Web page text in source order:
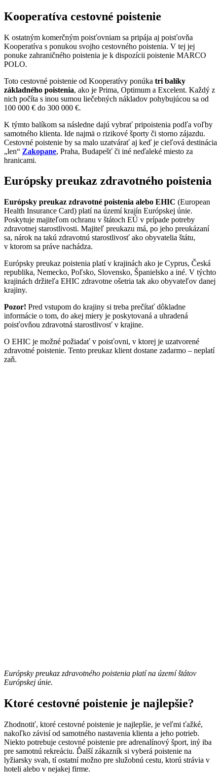
Kooperatíva cestovné poistenie
K ostatným komerčným poisťovniam sa pripája aj poisťovňa
Kooperatíva s ponukou svojho cestovného poistenia. V tej jej
ponuke zahraničného poistenia je k dispozícii poistenie MARCO
POLO.
Toto cestovné poistenie od Kooperatívy ponúka tri balíky
základného poistenia, ako je Prima, Optimum a Excelent. Každý z
nich počíta s inou sumou liečebných nákladov pohybujúcou sa od
100 000 € do 300 000 €.
K týmto balíkom sa následne dajú vybrať pripoistenia podľa voľby
samotného klienta. Ide najmä o rizikové športy či storno zájazdu.
Cestovné poistenie by sa malo uzatvárať aj keď je cieľová destinácia
„len“ Zakopane, Praha, Budapešť či iné neďaleké miesto za
hranicami.
Európsky preukaz zdravotného poistenia
Európsky preukaz zdravotné poistenia alebo EHIC (European
Health Insurance Card) platí na území krajín Európskej únie.
Poskytuje majiteľom ochranu v štátoch EÚ v prípade potreby
zdravotnej starostlivosti. Majiteľ preukazu má, po jeho preukázaní
sa, nárok na takú zdravotnú starostlivosť ako obyvatelia štátu,
v ktorom sa práve nachádza.
Európsky preukaz poistenia platí v krajinách ako je Cyprus, Česká
republika, Nemecko, Poľsko, Slovensko, Španielsko a iné. V týchto
krajinách držiteľa EHIC zdravotne ošetria tak ako obyvateľov danej
krajiny.
Pozor! Pred vstupom do krajiny si treba prečítať dôkladne
informácie o tom, do akej miery je poskytovaná a uhradená
poisťovňou zdravotná starostlivosť v krajine.
O EHIC je možné požiadať v poisťovni, v ktorej je uzatvorené
zdravotné poistenie. Tento preukaz klient dostane zadarmo – neplatí
zaň.
Európsky preukaz zdravotného poistenia platí na území štátov
Európskej únie.
Ktoré cestovné poistenie je najlepšie?
Zhodnotiť, ktoré cestovné poistenie je najlepšie, je veľmi ťažké,
nakoľko závisí od samotného nastavenia klienta a jeho potrieb.
Niekto potrebuje cestovné poistenie pre adrenalínový šport, iný iba
pre samotnú rekreáciu. Ďalší zákazník si vyberá poistenie na
lyžiarsky svah, tí ostatní možno pre služobnú cestu, ktorú strávia v
hoteli alebo v nejakej firme.